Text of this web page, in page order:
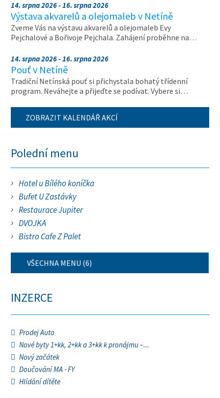
14. srpna 2026 - 16. srpna 2026
Výstava akvarelů a olejomaleb v Netíně
Zveme Vás na výstavu akvarelů a olejomaleb Evy
Pejchalové a Bořivoje Pejchala. Zahájení proběhne na…
14. srpna 2026 - 16. srpna 2026
Pouť v Netíně
Tradiční Netínská pouť si přichystala bohatý třídenní
program. Neváhejte a přijeďte se podívat. Vybere si…
ZOBRAZIT KALENDÁŘ AKCÍ
Polední menu
Hotel u Bílého koníčka
Bufet U Zastávky
Restaurace Jupiter
DVOJKA
Bistro Cafe Z Palet
VŠECHNA MENU (6)
INZERCE
Prodej Auto
Nové byty 1+kk, 2+kk a 3+kk k pronájmu –...
Nový začátek
Doučování MA - FY
Hlídání dítěte